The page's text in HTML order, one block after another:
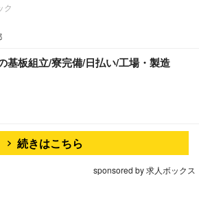
ク
基板組立/寮完備/日払い/工場・製造
続きはこちら
sponsored by 求人ボックス